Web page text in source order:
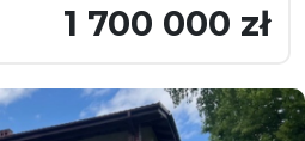
1 700 000 zł